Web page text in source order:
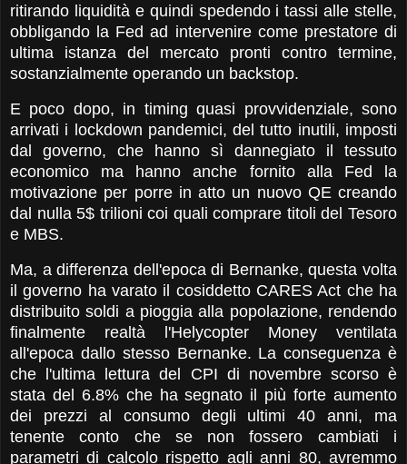
ritirando liquidità e quindi spedendo i tassi alle stelle,
obbligando la Fed ad intervenire come prestatore di
ultima istanza del mercato pronti contro termine,
sostanzialmente operando un backstop.
E poco dopo, in timing quasi provvidenziale, sono
arrivati i lockdown pandemici, del tutto inutili, imposti
dal governo, che hanno sì dannegiato il tessuto
economico ma hanno anche fornito alla Fed la
motivazione per porre in atto un nuovo QE creando
dal nulla 5$ trilioni coi quali comprare titoli del Tesoro
e MBS.
Ma, a differenza dell'epoca di Bernanke, questa volta
il governo ha varato il cosiddetto CARES Act che ha
distribuito soldi a pioggia alla popolazione, rendendo
finalmente realtà l'Helycopter Money ventilata
all'epoca dallo stesso Bernanke. La conseguenza è
che l'ultima lettura del CPI di novembre scorso è
stata del 6.8% che ha segnato il più forte aumento
dei prezzi al consumo degli ultimi 40 anni, ma
tenente conto che se non fossero cambiati i
parametri di calcolo rispetto agli anni 80, avremmo